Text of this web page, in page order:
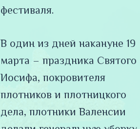
фестиваля.
В один из дней накануне 19
марта – праздника Святого
Иосифа, покровителя
плотников и плотницкого
дела, плотники Валенсии